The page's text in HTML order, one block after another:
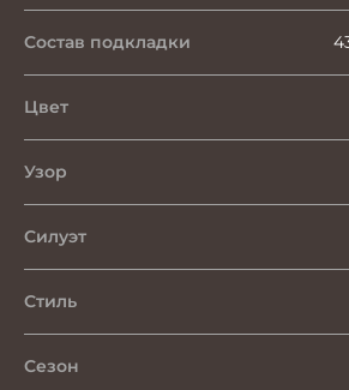
Состав подкладки
Цвет
Узор
Силуэт
Стиль
Сезон